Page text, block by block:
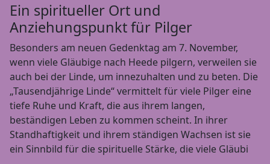
Ein spiritueller Ort und
Anziehungspunkt für Pilger
Besonders am neuen Gedenktag am 7. November,
wenn viele Gläubige nach Heede pilgern, verweilen sie
auch bei der Linde, um innezuhalten und zu beten. Die
„Tausendjährige Linde“ vermittelt für viele Pilger eine
tiefe Ruhe und Kraft, die aus ihrem langen,
beständigen Leben zu kommen scheint. In ihrer
Standhaftigkeit und ihrem ständigen Wachsen ist sie
ein Sinnbild für die spirituelle Stärke, die viele Gläubi